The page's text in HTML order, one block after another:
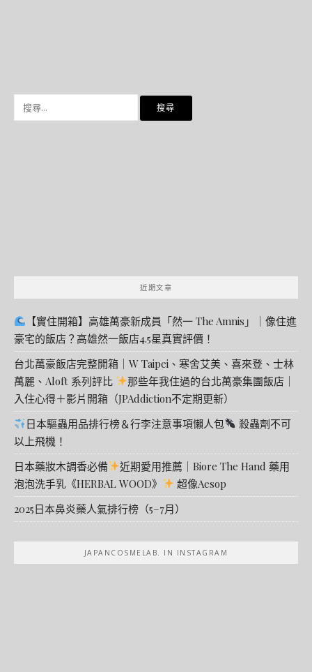
近期文章
【實住開箱】高雄萬豪新成員「然一 The Amnis」｜像住進
豪宅的飯店？高雄然一飯店4.5星真實評價！
台北萬豪飯店完整開箱｜W Taipei、寒舍艾美、喜來登、士林
萬麗、Aloft 系列評比
那些年我住過的台北萬豪集團飯店｜
入住心得＋影片開箱（JPAddiction不定期更新）
日本驅蟲用品排行榜＆行李注意事項懶人包
殺蟲劑不可
以上飛機！
日本藥妝木調香必備
近期愛用推薦｜Biore The Hand 藥用
泡泡洗手乳《HERBAL WOOD》
超像Aesop
2025日本鼻炎藥人氣排行榜（5–7月）
JAPANCOSMELAB. IN INSTAGRAM